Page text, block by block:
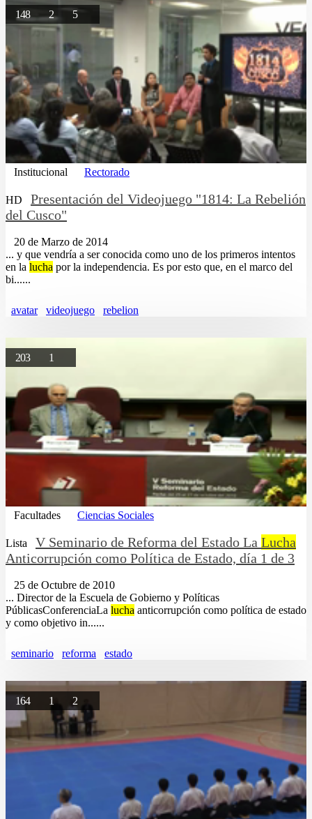
148 2 5
Institucional Rectorado
HD
Presentación del Videojuego "1814: La Rebelión
del Cusco"
20 de Marzo de 2014
... y que vendría a ser conocida como uno de los primeros intentos
en la lucha por la independencia. Es por esto que, en el marco del
bi......
avatar videojuego rebelion
203 1
Facultades Ciencias Sociales
Lista V Seminario de Reforma del Estado La Lucha
Anticorrupción como Política de Estado, día 1 de 3
25 de Octubre de 2010
... Director de la Escuela de Gobierno y Políticas
PúblicasConferenciaLa lucha anticorrupción como política de estado
y como objetivo in......
seminario reforma estado
164 1 2